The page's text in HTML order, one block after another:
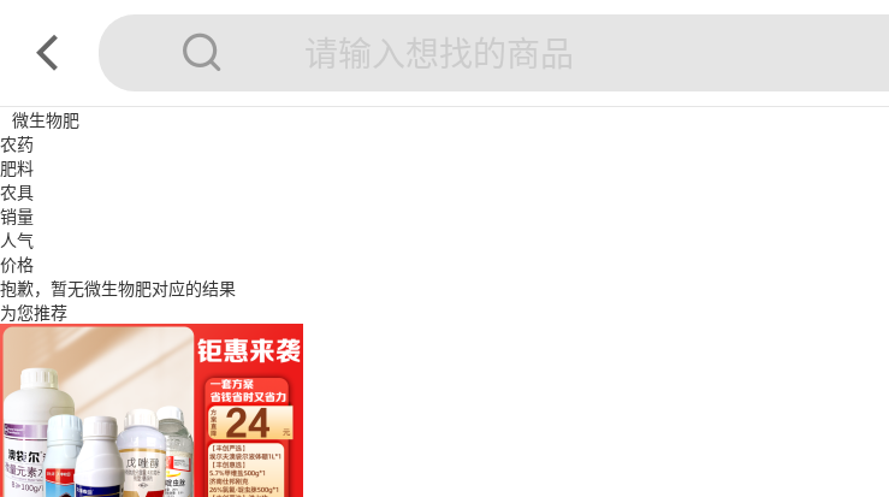
微生物肥
农药
肥料
农具
销量
人气
价格
抱歉，暂无微生物肥对应的结果
为您推荐